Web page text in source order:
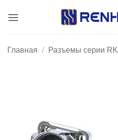
Главная / Разъемы серии RK